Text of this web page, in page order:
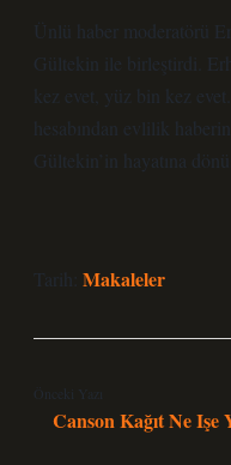
Ünlü haber moderatörü
Gültekin ile birleştirdi.
kez evet, yüz bin kez
hesabından evlilik
Gültekin’in hayatına
Tarih: Makaleler
Önceki Yazı
Canson Kağıt Ne Işe